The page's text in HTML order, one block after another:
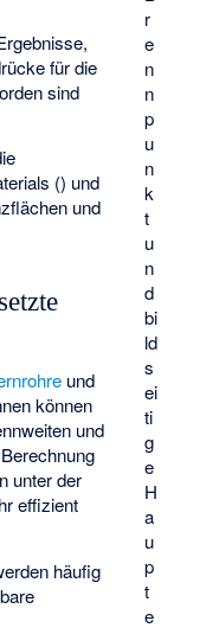
r
e
n
n
p
u
n
k
t
u
n
d
bi
ld
s
ei
ti
g
e
H
a
u
p
t
e
für die
sind
() und
und
und
können
und
unter der
effizient
häufig